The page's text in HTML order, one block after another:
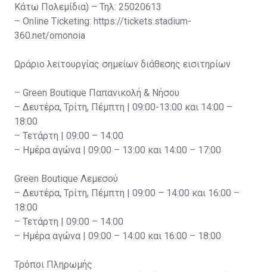
Κάτω Πολεμίδια) – Τηλ: 25020613
– Online Ticketing: https://tickets.stadium-
360.net/omonoia
Ωράριο λειτουργίας σημείων διάθεσης εισιτηρίων
– Green Boutique Παπανικολή & Νήσου
– Δευτέρα, Τρίτη, Πέμπτη | 09:00-13:00 και 14:00 –
18:00
– Τετάρτη | 09:00 – 14:00
– Ημέρα αγώνα | 09:00 – 13:00 και 14:00 – 17:00
Green Boutique Λεμεσού
– Δευτέρα, Τρίτη, Πέμπτη | 09:00 – 14:00 και 16:00 –
18:00
– Τετάρτη | 09:00 – 14:00
– Ημέρα αγώνα | 09:00 – 14:00 και 16:00 – 18:00
Τρόποι Πληρωμής